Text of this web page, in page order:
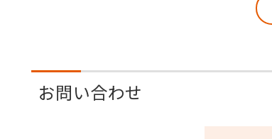
お問い合わせ